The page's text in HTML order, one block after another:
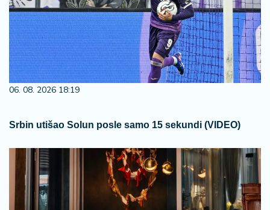
06. 08. 2026 18:19
Srbin utišao Solun posle samo 15 sekundi (VIDEO)